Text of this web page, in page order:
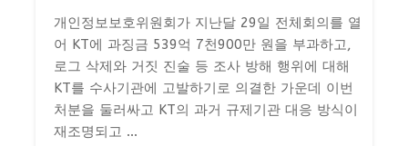
개인정보보호위원회가 지난달 29일 전체회의를 열
어 KT에 과징금 539억 7천900만 원을 부과하고,
로그 삭제와 거짓 진술 등 조사 방해 행위에 대해
KT를 수사기관에 고발하기로 의결한 가운데 이번
처분을 둘러싸고 KT의 과거 규제기관 대응 방식이
재조명되고 ...